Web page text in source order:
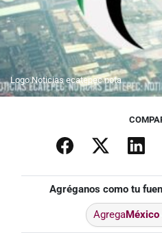
Logo Noticias ecatepec nota
Agréganos como tu
AgregaMéxico